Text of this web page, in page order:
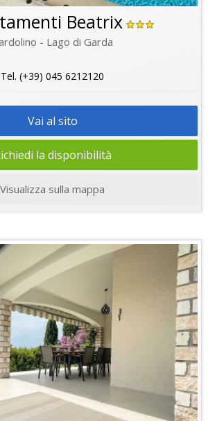
Beatrix
- Lago di Garda
Tel. (+39) 045 6212120
Vai al sito
la disponibilità
Visualizza sulla mappa